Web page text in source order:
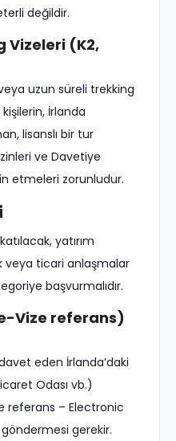
değildir.
Vizeleri (K2,
uzun süreli trekking
İrlanda
lisanslı bir tur
ve Davetiye
etmeleri zorunludur.
yatırım
veya ticari anlaşmalar
başvurmalıdır.
Vize referans)
eden İrlanda’daki
Odası vb.)
referans – Electronic
gerekir.